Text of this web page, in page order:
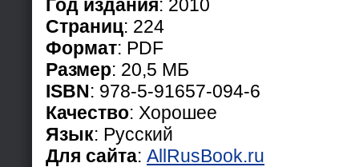
Год издания: 2010
Страниц: 224
Формат: PDF
Размер: 20,5 МБ
ISBN: 978-5-91657-094-6
Качество: Хорошее
Язык: Русский
Для сайта: AllRusBook.ru